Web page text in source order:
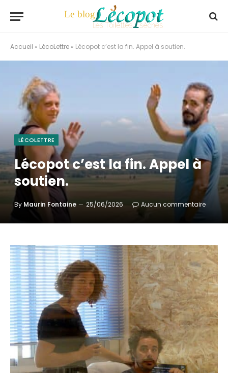
Accueil » LécoLettre » Lécopot c’est la fin. Appel à soutien.
LÉCOLETTRE
Lécopot c’est la fin. Appel à
soutien.
By Maurin Fontaine 25/06/2026 Aucun commentaire